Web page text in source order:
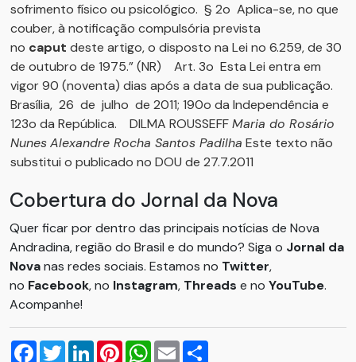
sofrimento físico ou psicológico. § 2o Aplica-se, no que
couber, à notificação compulsória prevista
no caput deste artigo, o disposto na Lei no 6.259, de 30
de outubro de 1975.” (NR) Art. 3o Esta Lei entra em
vigor 90 (noventa) dias após a data de sua publicação.
Brasília, 26 de julho de 2011; 190o da Independência e
123o da República. DILMA ROUSSEFFMaria do Rosário
NunesAlexandre Rocha Santos Padilha Este texto não
substitui o publicado no DOU de 27.7.2011
Cobertura do Jornal da Nova
Quer ficar por dentro das principais notícias de Nova
Andradina, região do Brasil e do mundo? Siga o Jornal da
Novanas redes sociais. Estamos no Twitter,
no Facebook, no Instagram, Threads e no YouTube.
Acompanhe!
Facebook
TwitterLinkedInPinterestWhatsApp
Email